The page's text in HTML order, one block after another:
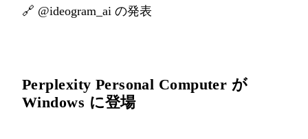
🔗 @ideogram_ai の発表
Perplexity Personal Computer が
Windows に登場